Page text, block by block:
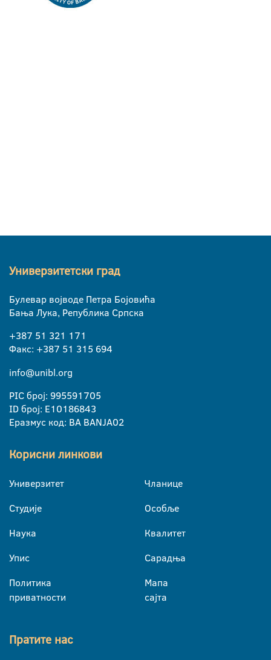
Универзитетски град
Булевар војводе Петра Бојовића
Бања Лука, Република Српска
+387 51 321 171
Факс: +387 51 315 694
info@unibl.org
PIC број: 995591705
ID број: E10186843
Еразмус код: BA BANJA02
Корисни линкови
Универзитет
Студије
Наука
Упис
Политика
приватности
Чланице
Особље
Квалитет
Сарадња
Мапа
сајта
Пратите нас